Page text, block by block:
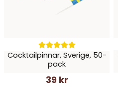
Cocktailpinnar, Sverige, 50-
pack
39 kr